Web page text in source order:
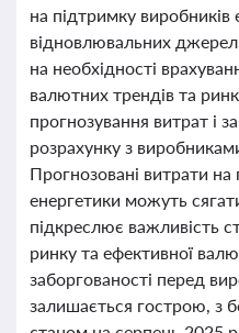
на підтримку виробників
відновлювальних
на необхідності
валютних трендів та
прогнозування витрат і
розрахунку з
Прогнозовані витрати на
енергетики можуть
підкреслює важливість
ринку та ефективної
заборгованості перед
залишається гострою, з